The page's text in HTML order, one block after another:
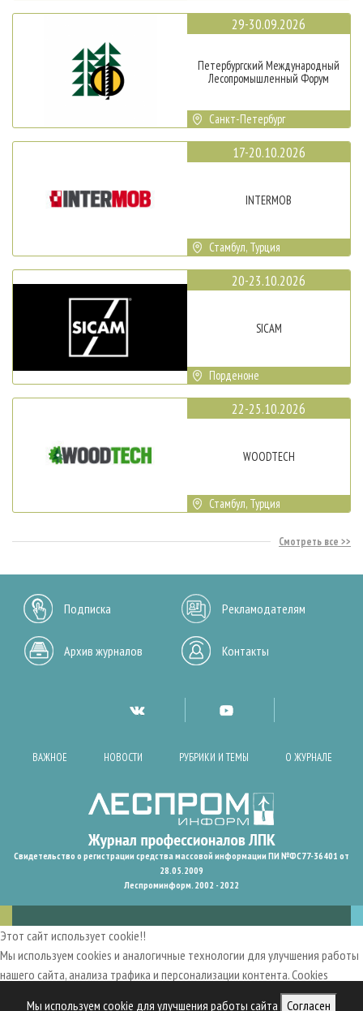
Мы используем cookie для улучшения работы сайта Согласен
29-30.09.2026
Петербургский Международный
Лесопромышленный Форум
Санкт-Петербург
17-20.10.2026
INTERMOB
Стамбул, Турция
20-23.10.2026
SICAM
Порденоне
22-25.10.2026
WOODTECH
Стамбул, Турция
Смотреть все
Подписка Рекламодателям
Архив журналов Контакты
ВАЖНОЕ НОВОСТИ РУБРИКИ И ТЕМЫ О ЖУРНАЛЕ
Свидетельство о регистрации средства массовой информации ПИ №ФС77-36401 от
28.05.2009
Леспроминформ. 2002 - 2022
Этот сайт использует cookie!!
Мы используем cookies и аналогичные технологии для улучшения работы
нашего сайта, анализа трафика и персонализации контента. Cookies